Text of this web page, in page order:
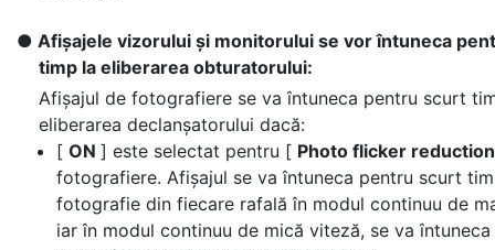
Afișajele vizorului și monitorului se vor întuneca
timp la eliberarea obturatorului:
Afișajul de fotografiere se va întuneca pentru scurt
eliberarea declanșatorului dacă:
[ ON ] este selectat pentru [ Photo flicker
fotografiere. Afișajul se va întuneca pentru scurt
fotografie din fiecare rafală în modul continuu de
iar în modul continuu de mică viteză, se va